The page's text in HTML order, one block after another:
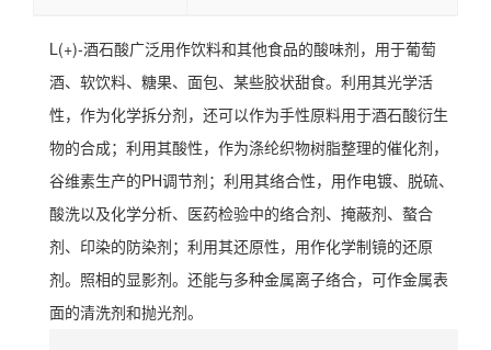
L(+)-酒石酸广泛用作饮料和其他食品的酸味剂，用于葡萄
酒、软饮料、糖果、面包、某些胶状甜食。利用其光学活
性，作为化学拆分剂，还可以作为手性原料用于酒石酸衍生
物的合成；利用其酸性，作为涤纶织物树脂整理的催化剂，
谷维素生产的PH调节剂；利用其络合性，用作电镀、脱硫、
酸洗以及化学分析、医药检验中的络合剂、掩蔽剂、螯合
剂、印染的防染剂；利用其还原性，用作化学制镜的还原
剂。照相的显影剂。还能与多种金属离子络合，可作金属表
面的清洗剂和抛光剂。